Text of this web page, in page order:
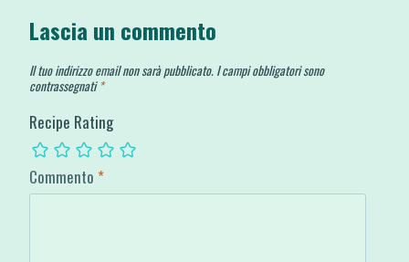
Lascia un commento
Il tuo indirizzo email non sarà pubblicato. I campi obbligatori sono
contrassegnati *
Recipe Rating
Commento *